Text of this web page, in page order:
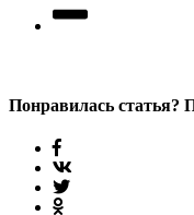
Понравилась статья?